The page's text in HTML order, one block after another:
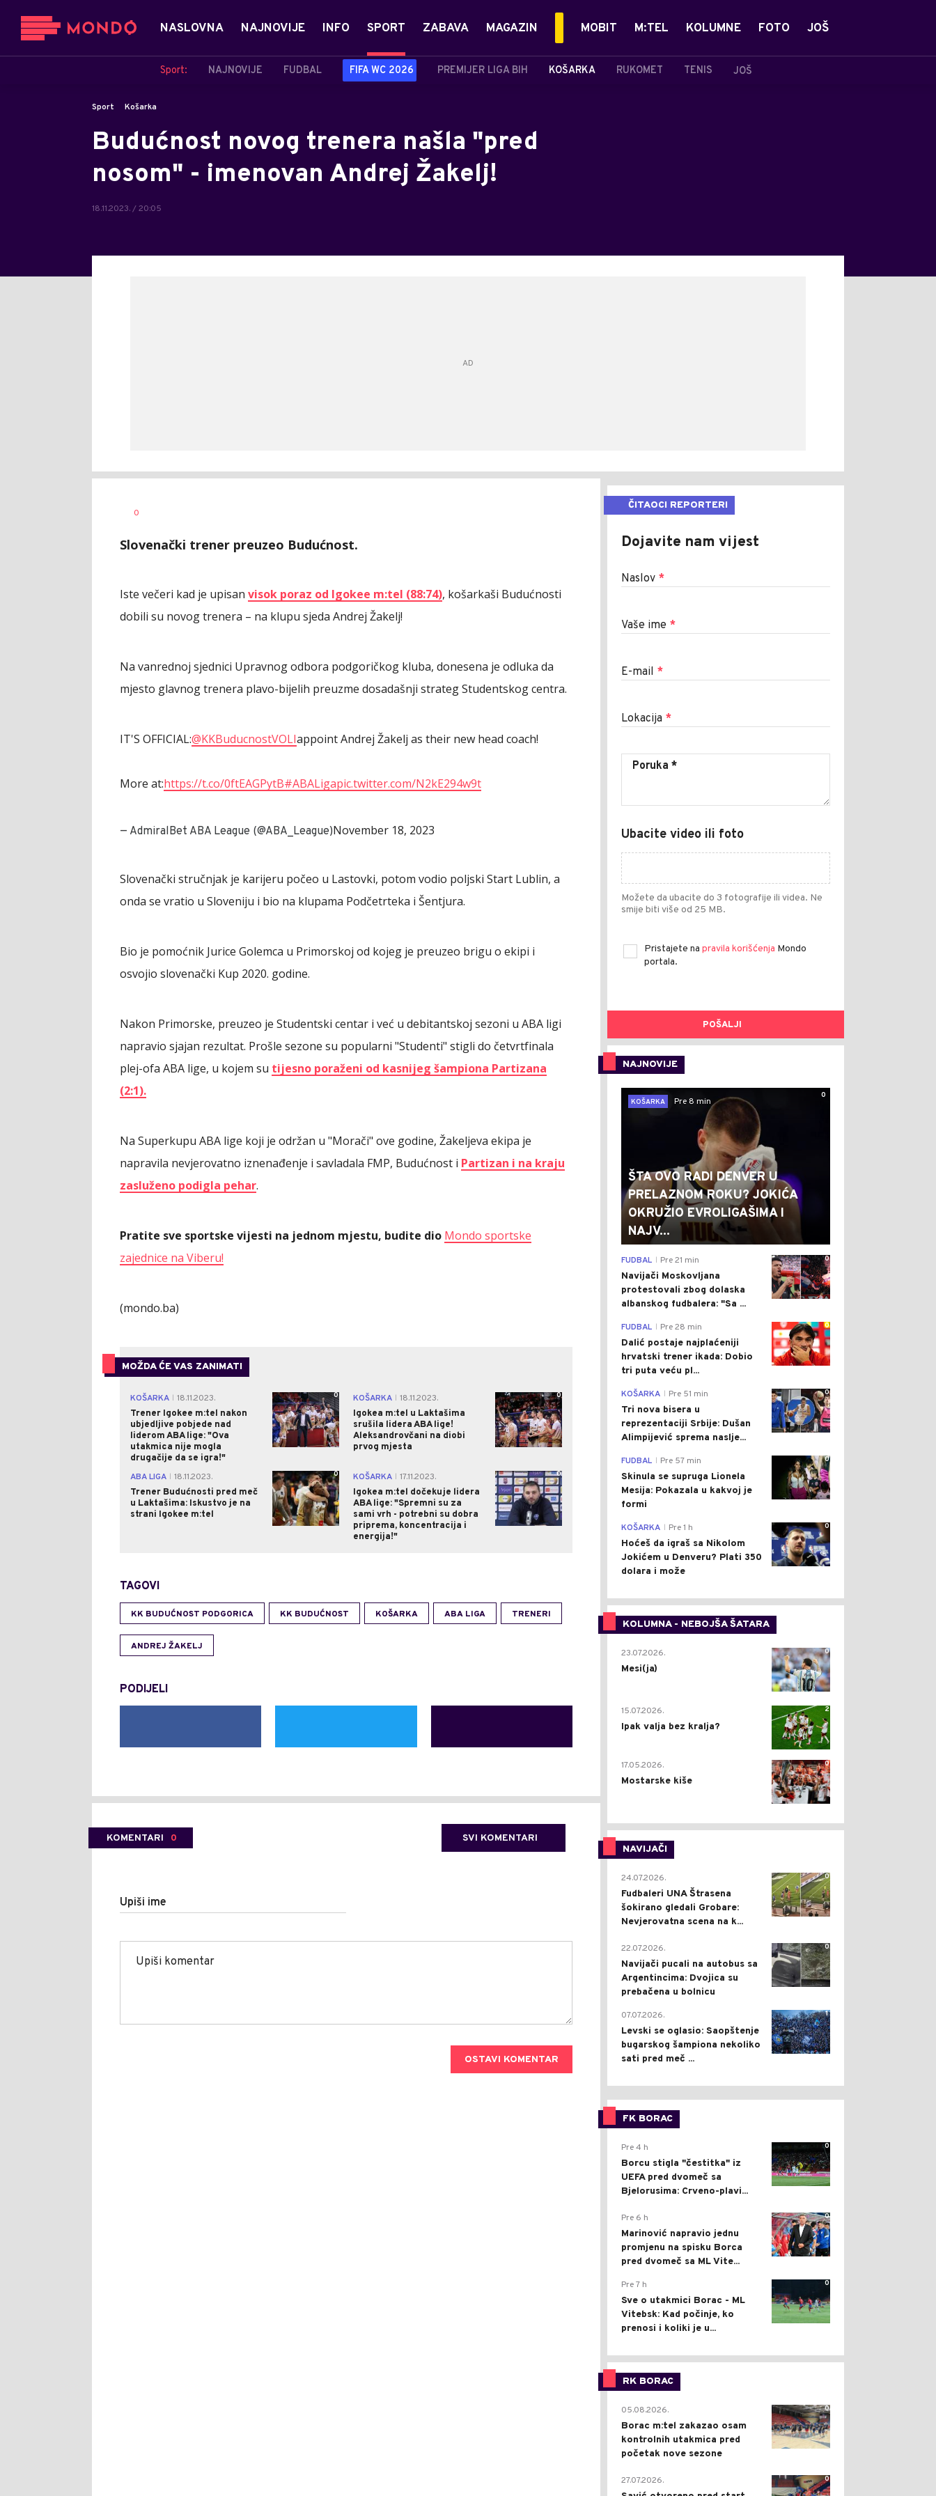
NASLOVNA NAJNOVIJE INFO SPORT
Sport: NAJNOVIJE FUDBAL FIFA WC 2026 PREMIJER LIGA BIH KOŠARKA RUKOMET TENIS JOŠ
ZABAVA MAGAZIN MOBIT M:TEL KOLUMNE FOTO JOŠ
Sport Košarka
Budućnost novog trenera našla "pred
nosom" - imenovan Andrej Žakelj!
18.11.2023. / 20:05
AUTOR
0
Slovenački trener preuzeo Budućnost.
Iste večeri kad je upisan visok poraz od Igokee m:tel (88:74), košarkaši Budućnosti
dobili su novog trenera – na klupu sjeda Andrej Žakelj!
Na vanrednoj sjednici Upravnog odbora podgoričkog kluba, donesena je odluka da
mjesto glavnog trenera plavo-bijelih preuzme dosadašnji strateg Studentskog centra.
IT'S OFFICIAL:@KKBuducnostVOLIappoint Andrej Žakelj as their new head coach!
More at:https://t.co/0ftEAGPytB#ABALigapic.twitter.com/N2kE294w9t
— AdmiralBet ABA League (@ABA_League)November 18, 2023
Slovenački stručnjak je karijeru počeo u Lastovki, potom vodio poljski Start Lublin, a
onda se vratio u Sloveniju i bio na klupama Podčetrteka i Šentjura.
Bio je pomoćnik Jurice Golemca u Primorskoj od kojeg je preuzeo brigu o ekipi i
osvojio slovenački Kup 2020. godine.
Nakon Primorske, preuzeo je Studentski centar i već u debitantskoj sezoni u ABA ligi
napravio sjajan rezultat. Prošle sezone su popularni "Studenti" stigli do četvrtfinala
plej-ofa ABA lige, u kojem su tijesno poraženi od kasnijeg šampiona Partizana
(2:1).
Na Superkupu ABA lige koji je održan u "Morači" ove godine, Žakeljeva ekipa je
napravila nevjerovatno iznenađenje i savladala FMP, Budućnost i Partizan i na kraju
zasluženo podigla pehar.
Pratite sve sportske vijesti na jednom mjestu, budite dio Mondo sportske
zajednice na Viberu!
(mondo.ba)
MOŽDA ĆE VAS ZANIMATI
KOŠARKA
18.11.2023.
Trener Igokee m:tel nakon
ubjedljive pobjede nad
liderom ABA lige: "Ova
utakmica nije mogla
drugačije da se igra!"
0 KOŠARKA
18.11.2023.
Igokea m:tel u Laktašima
srušila lidera ABA lige!
Aleksandrovčani na diobi
prvog mjesta
0
ABA LIGA
18.11.2023.
Trener Budućnosti pred meč
u Laktašima: Iskustvo je na
strani Igokee m:tel
0 KOŠARKA
17.11.2023.
Igokea m:tel dočekuje lidera
ABA lige: "Spremni su za
sami vrh - potrebni su dobra
priprema, koncentracija i
energija!"
0
TAGOVI
KK BUDUĆNOST PODGORICA KK BUDUĆNOST KOŠARKA ABA LIGA TRENERI
ANDREJ ŽAKELJ
PODIJELI
KOMENTARI 0 SVI KOMENTARI
Upiši ime
OSTAVI KOMENTAR
ČITAOCI REPORTERI
Dojavite nam vijest
Naslov *
Vaše ime *
E-mail *
Lokacija *
Ubacite video ili foto
Možete da ubacite do 3 fotografije ili videa. Ne
smije biti više od 25 MB.
Pristajete na pravila korišćenja Mondo
portala.
POŠALJI
NAJNOVIJE
0
KOŠARKA
Pre 8 min
ŠTA OVO RADI DENVER U
PRELAZNOM ROKU? JOKIĆA
OKRUŽIO EVROLIGAŠIMA I
NAJV...
0
FUDBAL Pre 21 min
Navijači Moskovljana
protestovali zbog dolaska
albanskog fudbalera: "Sa ...
0
FUDBAL Pre 28 min
Dalić postaje najplaćeniji
hrvatski trener ikada: Dobio
tri puta veću pl...
0
KOŠARKA Pre 51 min
Tri nova bisera u
reprezentaciji Srbije: Dušan
Alimpijević sprema naslje...
0
FUDBAL Pre 57 min
Skinula se supruga Lionela
Mesija: Pokazala u kakvoj je
formi
0
KOŠARKA Pre 1 h
Hoćeš da igraš sa Nikolom
Jokićem u Denveru? Plati 350
dolara i može
KOLUMNA - NEBOJŠA ŠATARA
0
23.07.2026.
Mesi(ja)
2
15.07.2026.
Ipak valja bez kralja?
0
17.05.2026.
Mostarske kiše
NAVIJAČI
0
24.07.2026.
Fudbaleri UNA Štrasena
šokirano gledali Grobare:
Nevjerovatna scena na k...
0
22.07.2026.
Navijači pucali na autobus sa
Argentincima: Dvojica su
prebačena u bolnicu
1
07.07.2026.
Levski se oglasio: Saopštenje
bugarskog šampiona nekoliko
sati pred meč ...
FK BORAC
0
Pre 4 h
Borcu stigla "čestitka" iz
UEFA pred dvomeč sa
Bjelorusima: Crveno-plavi...
0
Pre 6 h
Marinović napravio jednu
promjenu na spisku Borca
pred dvomeč sa ML Vite...
0
Pre 7 h
Sve o utakmici Borac - ML
Vitebsk: Kad počinje, ko
prenosi i koliki je u...
RK BORAC
0
05.08.2026.
Borac m:tel zakazao osam
kontrolnih utakmica pred
početak nove sezone
0
27.07.2026.